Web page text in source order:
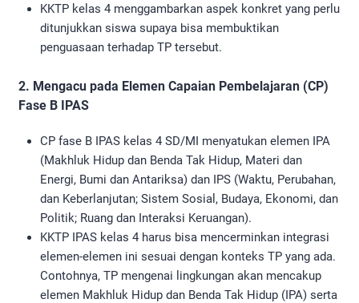
KKTP kelas 4 menggambarkan aspek konkret yang perlu
ditunjukkan siswa supaya bisa membuktikan
penguasaan terhadap TP tersebut.
2. Mengacu pada Elemen Capaian Pembelajaran (CP)
Fase B IPAS
CP fase B IPAS kelas 4 SD/MI menyatukan elemen IPA
(Makhluk Hidup dan Benda Tak Hidup, Materi dan
Energi, Bumi dan Antariksa) dan IPS (Waktu, Perubahan,
dan Keberlanjutan; Sistem Sosial, Budaya, Ekonomi, dan
Politik; Ruang dan Interaksi Keruangan).
KKTP IPAS kelas 4 harus bisa mencerminkan integrasi
elemen-elemen ini sesuai dengan konteks TP yang ada.
Contohnya, TP mengenai lingkungan akan mencakup
elemen Makhluk Hidup dan Benda Tak Hidup (IPA) serta